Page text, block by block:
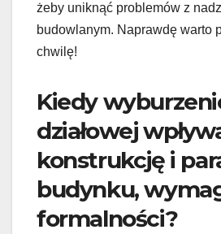
żeby uniknąć problemów z
budowlanym. Naprawdę warto
chwilę!
Kiedy
działowej
konstrukcję i
budynku,
formalności?